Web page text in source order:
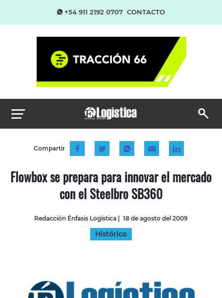
+54 911 2192 0707 CONTACTO
Compartir
Flowbox se prepara para innovar el mercado
con el Steelbro SB360
Redacción Énfasis Logística | 18 de agosto del 2009
Histórico